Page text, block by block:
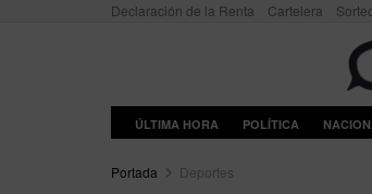
Declaración de la Renta Cartelera
ÚLTIMA HORA POLÍTICA
Portada Deportes